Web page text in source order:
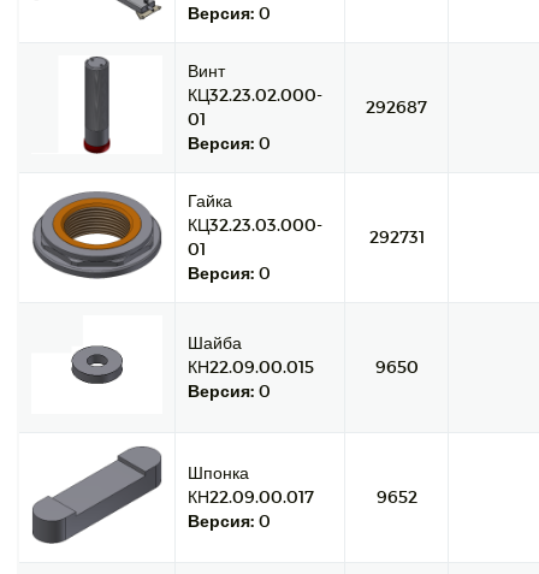
Версия: 0
Винт
КЦ32.23.02.000-
01
Версия: 0
292687
Гайка
КЦ32.23.03.000-
01
Версия: 0
292731
Шайба
КН22.09.00.015
Версия: 0
9650
Шпонка
КН22.09.00.017
Версия: 0
9652